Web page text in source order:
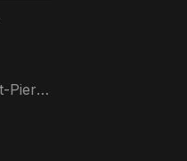
Avenue d'Ormesson 77140 Saint-Pierre-lès-Nemours